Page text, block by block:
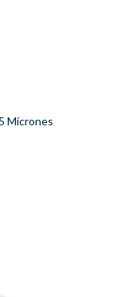
Micrones